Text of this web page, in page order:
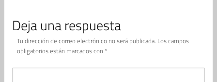
Deja una respuesta
Tu dirección de correo electrónico no será publicada. Los campos
obligatorios están marcados con *